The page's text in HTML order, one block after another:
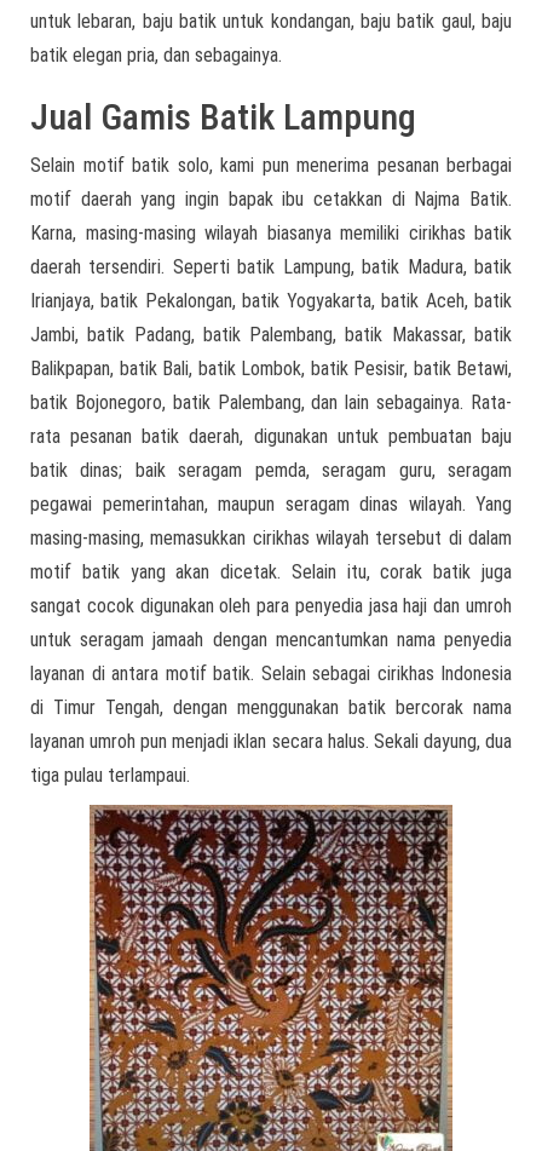
untuk lebaran, baju batik untuk kondangan, baju batik gaul, baju
batik elegan pria, dan sebagainya.
Jual Gamis Batik Lampung
Selain motif batik solo, kami pun menerima pesanan berbagai
motif daerah yang ingin bapak ibu cetakkan di Najma Batik.
Karna, masing-masing wilayah biasanya memiliki cirikhas batik
daerah tersendiri. Seperti batik Lampung, batik Madura, batik
Irianjaya, batik Pekalongan, batik Yogyakarta, batik Aceh, batik
Jambi, batik Padang, batik Palembang, batik Makassar, batik
Balikpapan, batik Bali, batik Lombok, batik Pesisir, batik Betawi,
batik Bojonegoro, batik Palembang, dan lain sebagainya. Rata-
rata pesanan batik daerah, digunakan untuk pembuatan baju
batik dinas; baik seragam pemda, seragam guru, seragam
pegawai pemerintahan, maupun seragam dinas wilayah. Yang
masing-masing, memasukkan cirikhas wilayah tersebut di dalam
motif batik yang akan dicetak. Selain itu, corak batik juga
sangat cocok digunakan oleh para penyedia jasa haji dan umroh
untuk seragam jamaah dengan mencantumkan nama penyedia
layanan di antara motif batik. Selain sebagai cirikhas Indonesia
di Timur Tengah, dengan menggunakan batik bercorak nama
layanan umroh pun menjadi iklan secara halus. Sekali dayung, dua
tiga pulau terlampaui.